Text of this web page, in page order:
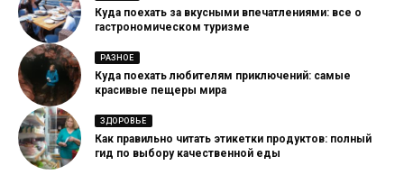
Куда поехать за вкусными впечатлениями: все о
гастрономическом туризме
РАЗНОЕ
Куда поехать любителям приключений: самые
красивые пещеры мира
ЗДОРОВЬЕ
Как правильно читать этикетки продуктов: полный
гид по выбору качественной еды